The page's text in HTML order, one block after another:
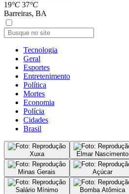
19°C 37°C
Barreiras, BA
Tecnologia
Geral
Esportes
Entretenimento
Política
Mortes
Economia
Polícia
Cidades
Brasil
Xuxa Elmar Nascimento
Minas Gerais Açúcar
Salário Mínimo Bomba Atômica